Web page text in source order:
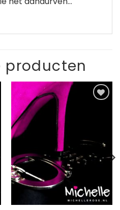
producten